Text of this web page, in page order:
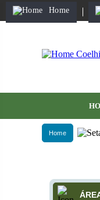
Home
Home